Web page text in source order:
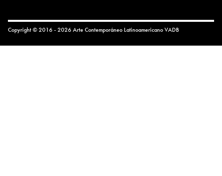
Copyright © 2016 - 2026 Arte Contemporáneo LatinoamericanoVADB